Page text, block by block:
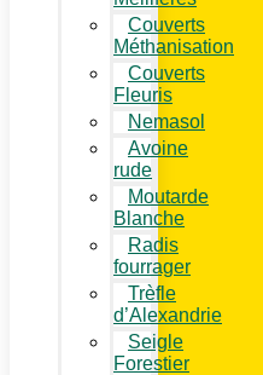
Couverts
Méthanisation
Couverts
Fleuris
Nemasol
Avoine
rude
Moutarde
Blanche
Radis
fourrager
Trèfle
d’Alexandrie
Seigle
Forestier